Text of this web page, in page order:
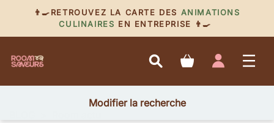
👨‍🍳RETROUVEZ LA CARTE DES ANIMATIONS
CULINAIRES EN ENTREPRISE 👨‍🍳
Modifier la recherche